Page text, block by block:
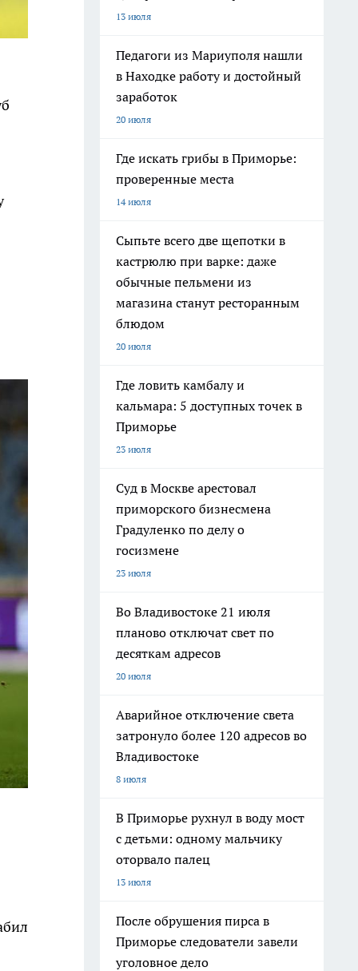
13 июля
Педагоги из Мариуполя нашли
в Находке работу и достойный
заработок
20 июля
Где искать грибы в Приморье:
проверенные места
14 июля
Сыпьте всего две щепотки в
кастрюлю при варке: даже
обычные пельмени из
магазина станут ресторанным
блюдом
20 июля
Где ловить камбалу и
кальмара: 5 доступных точек в
Приморье
23 июля
Суд в Москве арестовал
приморского бизнесмена
Градуленко по делу о
госизмене
23 июля
Во Владивостоке 21 июля
планово отключат свет по
десяткам адресов
20 июля
Аварийное отключение света
затронуло более 120 адресов во
Владивостоке
8 июля
В Приморье рухнул в воду мост
с детьми: одному мальчику
оторвало палец
13 июля
После обрушения пирса в
Приморье следователи завели
уголовное дело